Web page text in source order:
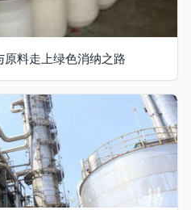
料走上绿色消纳之路